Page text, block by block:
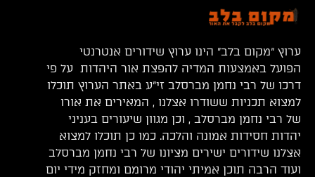
ערוץ “מקום בלב” הינו ערוץ שידורים אנטרנטי
הפועל באמצעות המדיה להפצת אור היהדות על פי
דרכו של רבי נחמן מברסלב זי”ע באתר הערוץ תוכלו
למצוא תכניות ששודרו אצלנו , המאירים את אורו
של רבי נחמן מברסלב , וכן מגוון שיעורים בעניני
יהדות חסידות אמונה והלכה. כמו כן תוכלו למצוא
אצלנו שידורים ישירים מציונו של רבי נחמן מברסלב
ועוד הרבה תוכן אמיתי יהודי מרומם ומחזק מידי יום